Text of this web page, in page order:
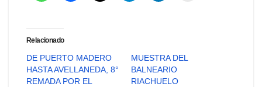
Relacionado
DE PUERTO MADERO
HASTA AVELLANEDA, 8°
REMADA POR EL
MUESTRA DEL
BALNEARIO
RIACHUELO